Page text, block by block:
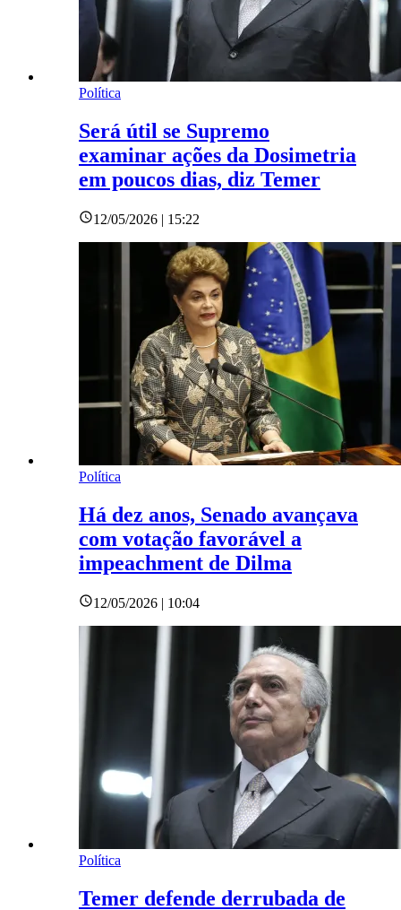
Política
Será útil se Supremo
examinar ações da Dosimetria
em poucos dias, diz Temer
12/05/2026 | 15:22
Política
Há dez anos, Senado avançava
com votação favorável a
impeachment de Dilma
12/05/2026 | 10:04
Política
Temer defende derrubada de